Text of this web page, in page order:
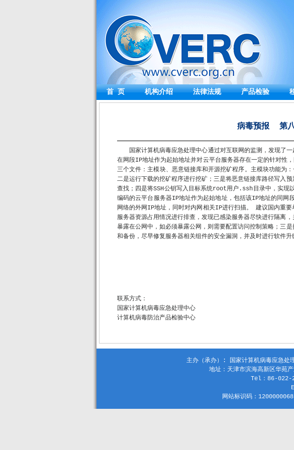
首 页 机构介绍 法律法规 产品检验
病毒预报 第
国家计算机病毒应急处理中心通过对互联网的监测，发现了
在网段IP地址作为起始地址并对云平台服务器存在一定的针对性
三个文件：主模块、恶意链接库和开源挖矿程序。主模块功能为
二是运行下载的挖矿程序进行挖矿；三是将恶意链接库路径写入
查找；四是将SSH公钥写入目标系统root用户.ssh目录中，实现
编码的云平台服务器IP地址作为起始地址，包括该IP地址的同
网络的外网IP地址，同时对内网相关IP进行扫描。 建议国内重
服务器资源占用情况进行排查，发现已感染服务器尽快进行隔离
暴露在公网中，如必须暴露公网，则需要配置访问控制策略；三
和备份，尽早修复服务器相关组件的安全漏洞，并及时进行软件升
联系方式：
国家计算机病毒应急处理中心
计算机病毒防治产品检验中心
主办（承办）: 国家计算机病毒应急
地址：天津市滨海高新区华苑
Tel：86-022-
网站标识码：